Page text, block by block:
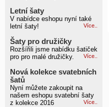
Letní šaty
V nabídce eshopu nyní také
letní šaty!
Více..
Šaty pro družičky
Rozšířili jsme nabídku šatiček
pro pro malé družičky.
Více..
Nová kolekce svatebních
šatů
Nyní můžete zakoupit na
našem eshopu svatební šaty
z kolekce 2016
Více..